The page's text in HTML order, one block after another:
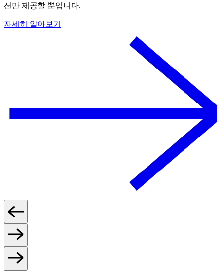
션만 제공할 뿐입니다.
자세히 알아보기